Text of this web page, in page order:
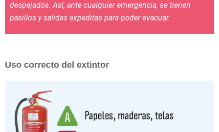
despejados. Así, ante cualquier emergencia, se tienen
pasillos y salidas expeditas para poder evacuar.
Uso correcto del extintor